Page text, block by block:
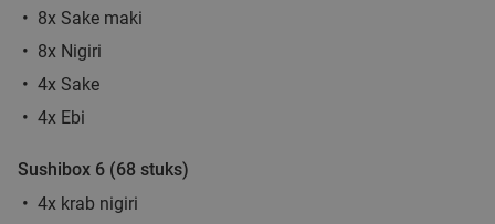
8x Sake maki
8x Nigiri
4x Sake
4x Ebi
Sushibox 6 (68 stuks)
4x krab nigiri